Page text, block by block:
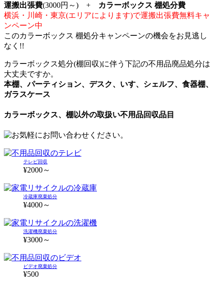
運搬出張費(3000円～) +
カラーボックス 棚処分費
横浜・川崎・東京(エリアによります)で運搬出張費無料キャ
ンペーン中
このカラーボックス 棚処分キャンペーンの機会をお見逃し
なく!!
カラーボックス処分(棚回収)に伴う下記の不用品廃品処分は
大丈夫ですか。
本棚、パーティション、デスク、いす、シェルフ、食器棚、
ガラスケース
カラーボックス、棚以外の取扱い不用品回収品目
テレビ回収
¥2000～
冷蔵庫廃棄処分
¥4000～
洗濯機廃棄処分
¥3000～
ビデオ廃棄処分
¥500